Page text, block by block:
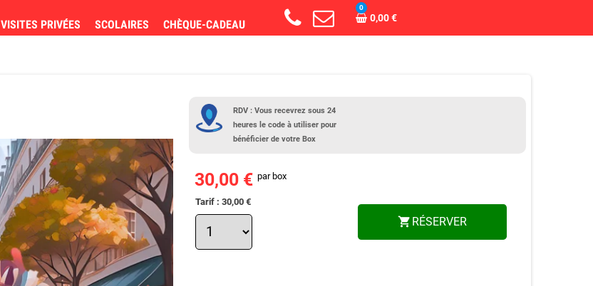
VISITES PRIVÉES SCOLAIRES CHÈQUE-CADEAU
0
0,00 €
RDV : Vous recevrez sous 24
heures le code à utiliser pour
bénéficier de votre Box
30,00 € par box
Tarif : 30,00 €
shopping_cart RÉSERVER